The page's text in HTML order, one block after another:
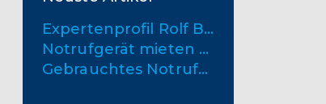
Expertenprofil Rolf Bona
Notrufgerät mieten oder kaufen – welche Lösung passt besser?
Gebrauchtes Notrufgerät: So gehen Sie richtig vor